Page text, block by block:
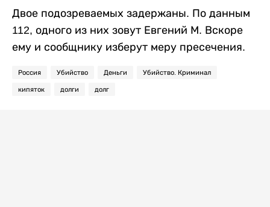
Двое подозреваемых задержаны. По данным
112, одного из них зовут Евгений М. Вскоре
ему и сообщнику изберут меру пресечения.
Россия Убийство Деньги Убийство. Криминал
кипяток долги долг